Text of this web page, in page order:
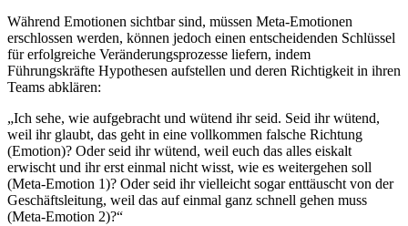
Während Emotionen sichtbar sind, müssen Meta-Emotionen
erschlossen werden, können jedoch einen entscheidenden Schlüssel
für erfolgreiche Veränderungsprozesse liefern, indem
Führungskräfte Hypothesen aufstellen und deren Richtigkeit in ihren
Teams abklären:
„Ich sehe, wie aufgebracht und wütend ihr seid. Seid ihr wütend,
weil ihr glaubt, das geht in eine vollkommen falsche Richtung
(Emotion)? Oder seid ihr wütend, weil euch das alles eiskalt
erwischt und ihr erst einmal nicht wisst, wie es weitergehen soll
(Meta-Emotion 1)? Oder seid ihr vielleicht sogar enttäuscht von der
Geschäftsleitung, weil das auf einmal ganz schnell gehen muss
(Meta-Emotion 2)?“